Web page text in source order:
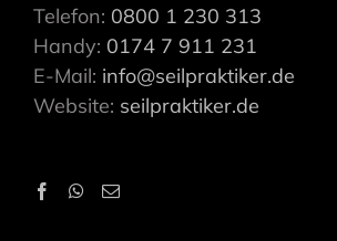
Telefon: 0800 1 230 313
Handy: 0174 7 911 231
E-Mail: info@seilpraktiker.de
Website: seilpraktiker.de